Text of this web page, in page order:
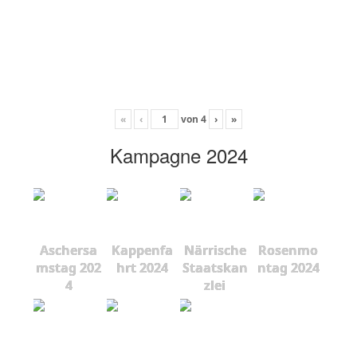
« ‹ von 4 › »
Kampagne 2024
Aschersa
mstag 202
4
Kappenfa
hrt 2024
Närrische
Staatskan
zlei
Rosenmo
ntag 2024